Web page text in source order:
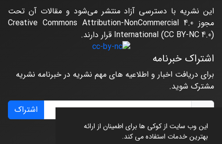
این وب سایت از کوکی ها برای اطمینان از ارائه
بهترین خدمات استفاده می کند.
این نشریه با دسترسی آزاد منتشر می‌شود و مقالات آن تحت
مجوز Creative Commons Attribution-NonCommercial 4.0
International (CC BY-NC 4.0) قرار دارند.
اشتراک خبرنامه
برای دریافت اخبار و اطلاعیه های مهم نشریه در خبرنامه نشریه
مشترک شوید.
اشتراک